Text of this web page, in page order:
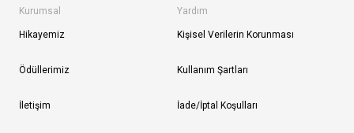
Kurumsal
Hikayemiz
Ödüllerimiz
İletişim
Yardım
Kişisel Verilerin Korunması
Kullanım Şartları
İade/İptal Koşulları